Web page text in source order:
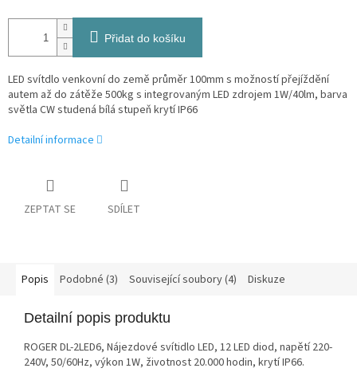
Přidat do košíku
LED svítdlo venkovní do země průměr 100mm s možností přejíždění
autem až do zátěže 500kg s integrovaným LED zdrojem 1W/40lm, barva
světla CW studená bílá stupeň krytí IP66
Detailní informace
ZEPTAT SE SDÍLET
Popis Podobné (3) Související soubory (4) Diskuze
Detailní popis produktu
ROGER DL-2LED6, Nájezdové svítidlo LED, 12 LED diod, napětí 220-
240V, 50/60Hz, výkon 1W, životnost 20.000 hodin, krytí IP66.